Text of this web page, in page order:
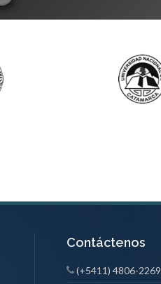
Contáctenos
(+5411) 4806-2269